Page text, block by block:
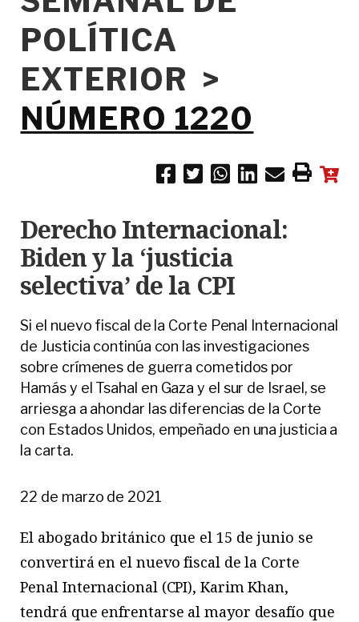
POLÍTICA
EXTERIOR >
NÚMERO 1220
Derecho Internacional:
Biden y la ‘justicia
selectiva’ de la CPI
Si el nuevo fiscal de la Corte Penal Internacional
de Justicia continúa con las investigaciones
sobre crímenes de guerra cometidos por
Hamás y el Tsahal en Gaza y el sur de Israel, se
arriesga a ahondar las diferencias de la Corte
con Estados Unidos, empeñado en una justicia a
la carta.
22 de marzo de 2021
El abogado británico que el 15 de junio se
convertirá en el nuevo fiscal de la Corte
Penal Internacional (CPI), Karim Khan,
tendrá que enfrentarse al mayor ­desafío que